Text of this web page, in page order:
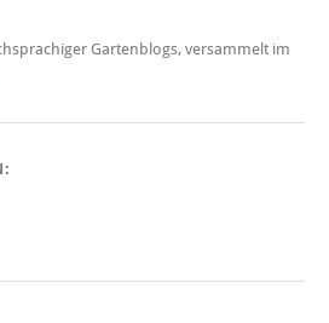
Gartenblogs, versammelt im